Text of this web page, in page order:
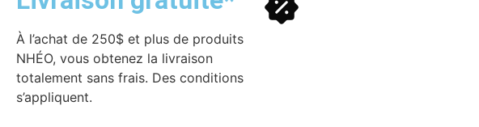
À l’achat de 250$ et plus de produits
NHÉO, vous obtenez la livraison
totalement sans frais. Des conditions
s’appliquent.